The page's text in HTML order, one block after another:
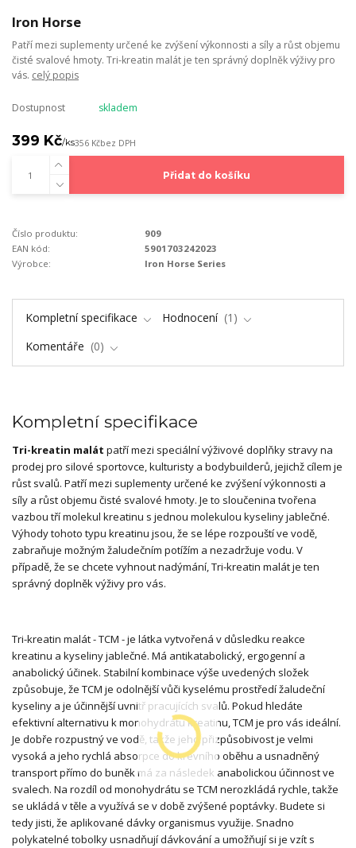
Iron Horse
Patří mezi suplementy určené ke zvýšení výkonnosti a síly a růst objemu
čisté svalové hmoty. Tri-kreatin malát je ten správný doplněk výživy pro
vás. celý popis
Dostupnost skladem
399 Kč/ks356 Kčbez DPH
Přidat do košíku
Číslo produktu:
909
EAN kód:
5901703242023
Výrobce:
Iron Horse Series
Kompletní specifikace Hodnocení
1
Komentáře
0
Kompletní specifikace
Tri-kreatin malát patří mezi speciální výživové doplňky stravy na
prodej pro silové sportovce, kulturisty a bodybuilderů, jejichž cílem je
růst svalů. Patří mezi suplementy určené ke zvýšení výkonnosti a
síly a růst objemu čisté svalové hmoty. Je to sloučenina tvořena
vazbou tří molekul kreatinu s jednou molekulou kyseliny jablečné.
Výhody tohoto typu kreatinu jsou, že se lépe rozpouští ve vodě,
zabraňuje možným žaludečním potížím a nezadržuje vodu. V
případě, že se chcete vyhnout nadýmání, Tri-kreatin malát je ten
správný doplněk výživy pro vás.
Tri-kreatin malát - TCM - je látka vytvořená v důsledku reakce
kreatinu a kyseliny jablečné. Má antikatabolický, ergogenní a
anabolický účinek. Stabilní kombinace výše uvedených složek
způsobuje, že TCM je odolnější vůči kyselému prostředí žaludeční
kyseliny a je účinnější uvnitř pracujících svalů. Pokud hledáte
efektivní alternativu k monohydrátu kreatinu, TCM je pro vás ideální.
Je dobře rozpustný ve vodě, takže jeho přizpůsobivost je velmi
vysoká a jeho rychlá absorpce do krevního oběhu a usnadněný
transport přímo do buněk má za následek anabolickou účinnost ve
svalech. Na rozdíl od monohydrátu se TCM nerozkládá rychle, takže
se ukládá v těle a využívá se v době zvýšené poptávky. Budete si
tedy jisti, že aplikované dávky organismus využije. Snadno
polykatelné tobolky usnadňují dávkování a umožňují si je vzít s